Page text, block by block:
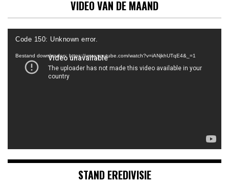
VIDEO VAN DE MAAND
Videospeler
Code 150: Unknown error.
Bestand downloaden: https://www.youtube.com/watch?v=iANjkhUTqE4&_=1
STAND EREDIVISIE